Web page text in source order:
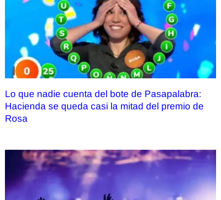
Lo que nadie cuenta del bote de Pasapalabra:
Hacienda se queda casi la mitad del premio de
Rosa